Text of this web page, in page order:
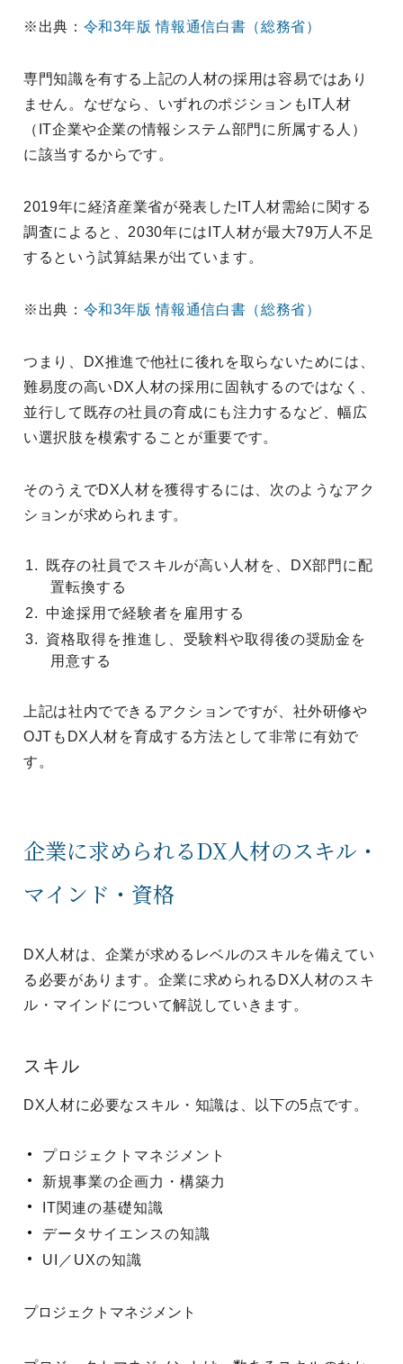
※出典： 令和3年版 情報通信白書（総務省）
専門知識を有する上記の人材の採用は容易ではあり
ません。なぜなら、いずれのポジションもIT人材
（IT企業や企業の情報システム部門に所属する人）
に該当するからです。
2019年に経済産業省が発表したIT人材需給に関する
調査によると、2030年にはIT人材が最大79万人不足
するという試算結果が出ています。
※出典： 令和3年版 情報通信白書（総務省）
つまり、DX推進で他社に後れを取らないためには、
難易度の高いDX人材の採用に固執するのではなく、
並行して既存の社員の育成にも注力するなど、幅広
い選択肢を模索することが重要です。
そのうえでDX人材を獲得するには、次のようなアク
ションが求められます。
既存の社員でスキルが高い人材を、DX部門に配
置転換する
中途採用で経験者を雇用する
資格取得を推進し、受験料や取得後の奨励金を
用意する
上記は社内でできるアクションですが、社外研修や
OJTもDX人材を育成する方法として非常に有効で
す。
企業に求められるDX人材のスキル・
マインド・資格
DX人材は、企業が求めるレベルのスキルを備えてい
る必要があります。企業に求められるDX人材のスキ
ル・マインドについて解説していきます。
スキル
DX人材に必要なスキル・知識は、以下の5点です。
プロジェクトマネジメント
新規事業の企画力・構築力
IT関連の基礎知識
データサイエンスの知識
UI／UXの知識
プロジェクトマネジメント